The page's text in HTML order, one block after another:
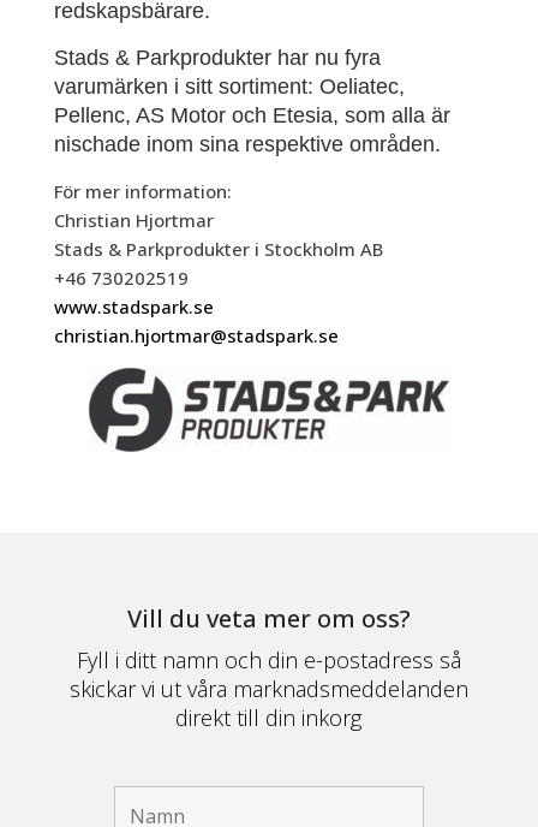
redskapsbärare.
Stads & Parkprodukter har nu fyra
varumärken i sitt sortiment: Oeliatec,
Pellenc, AS Motor och Etesia, som alla är
nischade inom sina respektive områden.
För mer information:
Christian Hjortmar
Stads & Parkprodukter i Stockholm AB
+46 730202519
www.stadspark.se
christian.hjortmar@stadspark.se
Vill du veta mer om oss?
Fyll i ditt namn och din e-postadress så
skickar vi ut våra marknadsmeddelanden
direkt till din inkorg